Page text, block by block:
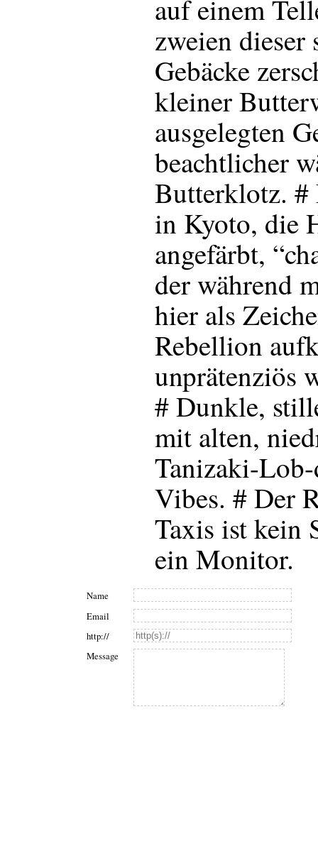
auf einem
zweien dieser
Gebäcke
kleiner
ausgelegten
beachtlicher
Butterklotz. #
in Kyoto, die
angefärbt,
der während
hier als
Rebellion
unprätenziös
# Dunkle,
mit alten,
Tanizaki-Lob-
Vibes. # Der
Taxis ist kein
ein Monitor.
Name
Email
http://
Message